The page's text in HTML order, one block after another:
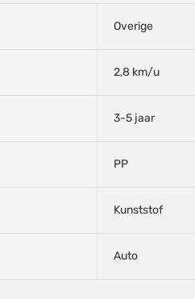
Overige
2,8 km/u
3-5 jaar
PP
Kunststof
Auto